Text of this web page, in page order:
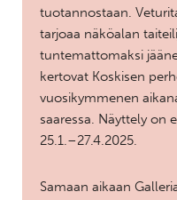
tuotannostaan.
tarjoaa näköalan
tuntemattomaksi
kertovat Koskisen
vuosikymmenen
saaressa. Näyttely on
25.1.–27.4.2025.
Samaan aikaan